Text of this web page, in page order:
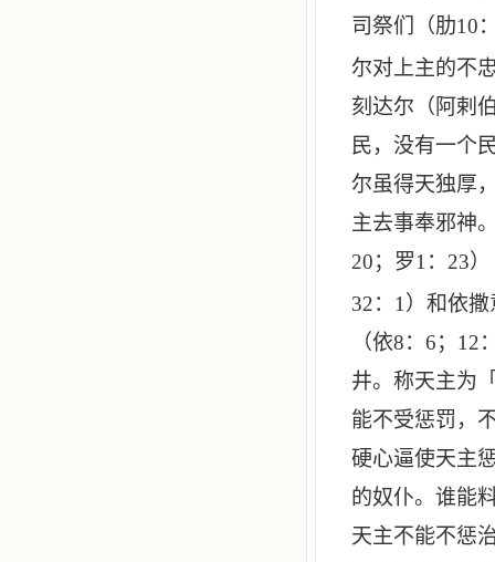
司祭们（肋10
尔对上主的不
刻达尔（阿剌
民，没有一个
尔虽得天独厚
主去事奉邪神
20；罗1 ： 23）
32： 1 ）和依
（依8： 6； 12
井。称天主为
能不受惩罚，
硬心逼使天主
的奴仆。谁能
天主不能不惩